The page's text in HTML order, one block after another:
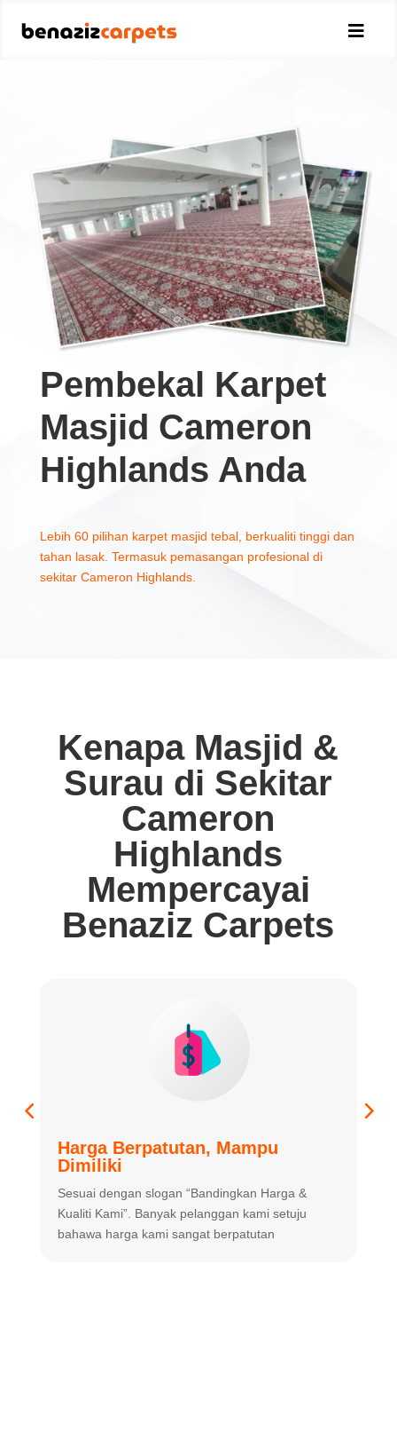

Pembekal Karpet
Masjid Cameron
Highlands Anda
Lebih 60 pilihan karpet masjid tebal, berkualiti tinggi dan
tahan lasak. Termasuk pemasangan profesional di
sekitar Cameron Highlands.
Kenapa Masjid &
Surau di Sekitar
Cameron
Highlands
Mempercayai
Benaziz Carpets
Harga Berpatutan, Mampu
Dimiliki
Sesuai dengan slogan “Bandingkan Harga &
Kualiti Kami”. Banyak pelanggan kami setuju
bahawa harga kami sangat berpatutan